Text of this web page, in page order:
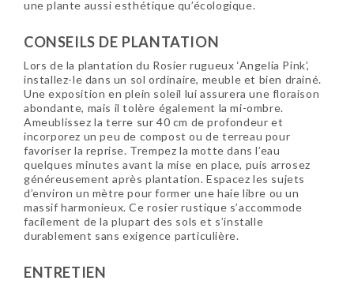
une plante aussi esthétique qu’écologique.
CONSEILS DE PLANTATION
Lors de la plantation du Rosier rugueux ‘Angelia Pink’,
installez-le dans un sol ordinaire, meuble et bien drainé.
Une exposition en plein soleil lui assurera une floraison
abondante, mais il tolère également la mi-ombre.
Ameublissez la terre sur 40 cm de profondeur et
incorporez un peu de compost ou de terreau pour
favoriser la reprise. Trempez la motte dans l’eau
quelques minutes avant la mise en place, puis arrosez
généreusement après plantation. Espacez les sujets
d’environ un mètre pour former une haie libre ou un
massif harmonieux. Ce rosier rustique s’accommode
facilement de la plupart des sols et s’installe
durablement sans exigence particulière.
ENTRETIEN